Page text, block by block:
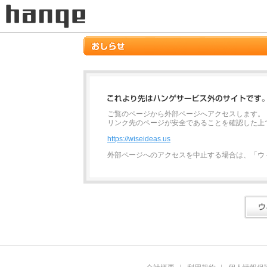
ご覧のページから外部ページへアクセスします。
リンク先のページが安全であることを確認した
https://wiseideas.us
外部ページへのアクセスを中止する場合は、「